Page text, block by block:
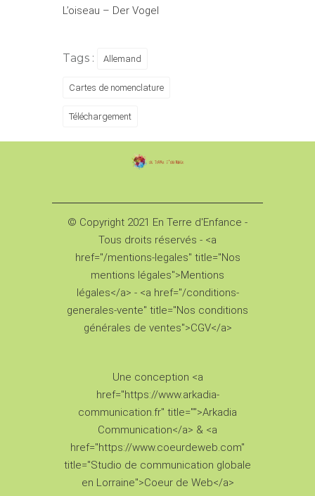
L’oiseau – Der Vogel
Tags : Allemand
Cartes de nomenclature
Téléchargement
© Copyright 2021 En Terre d'Enfance -
Tous droits réservés - <a
href="/mentions-legales" title="Nos
mentions légales">Mentions
légales</a> - <a href="/conditions-
generales-vente" title="Nos conditions
générales de ventes">CGV</a>
Une conception <a
href="https://www.arkadia-
communication.fr" title="">Arkadia
Communication</a> & <a
href="https://www.coeurdeweb.com"
title="Studio de communication globale
en Lorraine">Coeur de Web</a>